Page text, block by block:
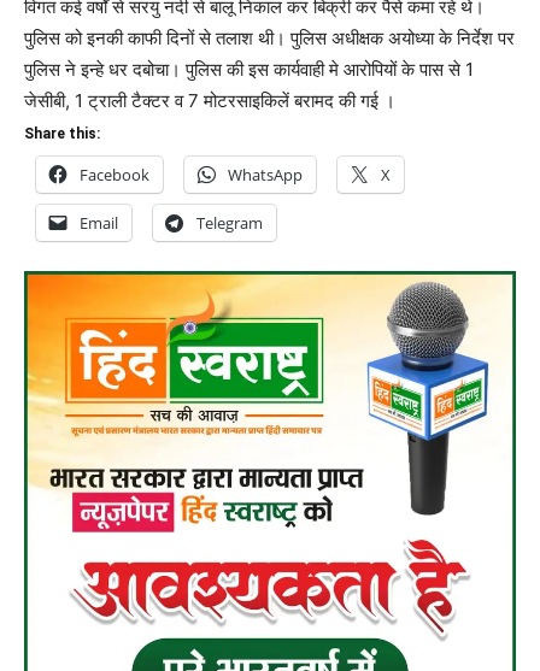
विगत कई वर्षों से सरयु नदी से बालू निकाल कर बिक्री कर पैसे कमा रहे थे।
पुलिस को इनकी काफी दिनों से तलाश थी। पुलिस अधीक्षक अयोध्या के निर्देश पर
पुलिस ने इन्हे धर दबोचा। पुलिस की इस कार्यवाही मे आरोपियों के पास से 1
जेसीबी, 1 ट्राली टैक्टर व 7 मोटरसाइकिलें बरामद की गई ।
Share this:
Facebook WhatsApp X
Email Telegram